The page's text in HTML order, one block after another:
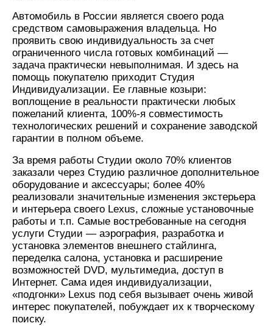
Автомобиль в России является своего рода
средством самовыражения владельца. Но
проявить свою индивидуальность за счет
ограниченного числа готовых комбинаций —
задача практически невыполнимая. И здесь на
помощь покупателю приходит Студия
Индивидуализации. Ее главные козыри:
воплощение в реальности практически любых
пожеланий клиента, 100%-я совместимость
технологических решений и сохранение заводской
гарантии в полном объеме.
За время работы Студии около 70% клиентов
заказали через Студию различное дополнительное
оборудование и аксессуары; более 40%
реализовали значительные изменения экстерьера
и интерьера своего Lexus, сложные установочные
работы и т.п. Самые востребованные на сегодня
услуги Студии — аэрография, разработка и
установка элементов внешнего стайлинга,
переделка салона, установка и расширение
возможностей DVD, мультимедиа, доступ в
Интернет. Сама идея индивидуализации,
«подгонки» Lexus под себя вызывает очень живой
интерес покупателей, побуждает их к творческому
поиску.